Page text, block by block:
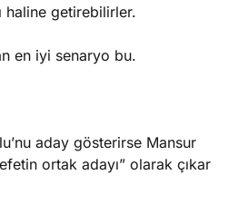
haline getirebilirler.
en iyi senaryo bu.
aday gösterirse Mansur
ortak adayı” olarak çıkar